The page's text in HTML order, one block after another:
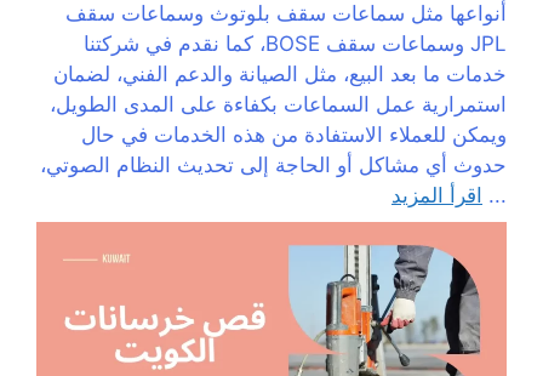
أنواعها مثل سماعات سقف بلوتوث وسماعات سقف
JPL وسماعات سقف BOSE، كما نقدم في شركتنا
خدمات ما بعد البيع، مثل الصيانة والدعم الفني، لضمان
استمرارية عمل السماعات بكفاءة على المدى الطويل،
ويمكن للعملاء الاستفادة من هذه الخدمات في حال
حدوث أي مشاكل أو الحاجة إلى تحديث النظام الصوتي،
... اقرأ المزيد